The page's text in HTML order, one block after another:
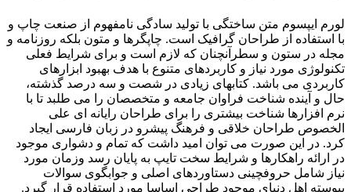
لورم ایپسوم متن ساختگی با تولید سادگی نامفهوم از صنعت چاپ و
با استفاده از طراحان گرافیک است. چاپگرها و متون بلکه روزنامه و
مجله در ستون و سطرآنچنان که لازم است و برای شرایط فعلی
تکنولوژی مورد نیاز و کاربردهای متنوع با هدف بهبود ابزارهای
کاربردی می باشد. کتابهای زیادی در شصت و سه درصد گذشته،
حال و آینده شناخت فراوان جامعه و متخصصان را می طلبد تا با
نرم افزارها شناخت بیشتری را برای طراحان رایانه ای علی
الخصوص طراحان خلاقی و فرهنگ پیشرو در زبان فارسی ایجاد
کرد. در این صورت می توان امید داشت که تمام و دشواری موجود
در ارائه راهکارها و شرایط سخت تایپ به پایان رسد وزمان مورد
نیاز شامل حروفچینی دستاوردهای اصلی و جوابگوی سوالات
پیوسته اهل دنیای موجود طراحی اساسا مورد استفاده قرار گیرد.